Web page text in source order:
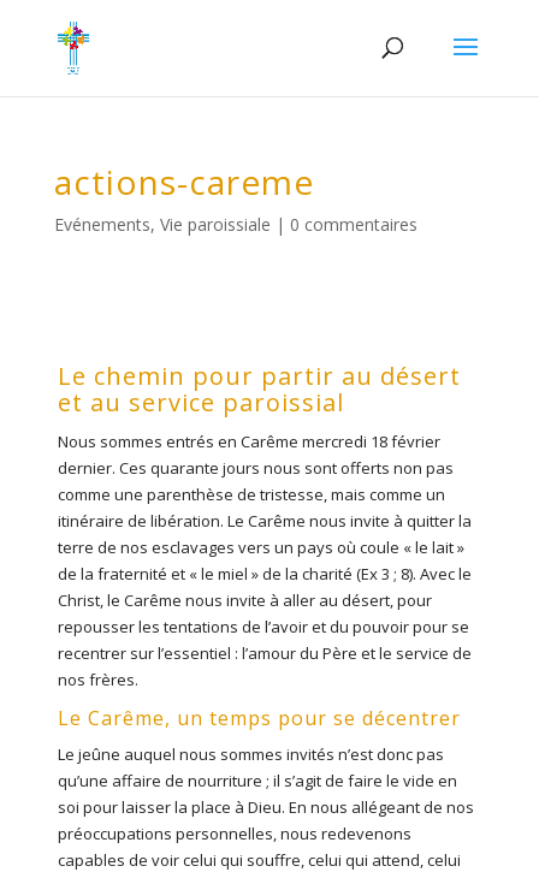
actions-careme
Evénements, Vie paroissiale | 0 commentaires
Le chemin pour partir au désert
et au service paroissial
Nous sommes entrés en Carême mercredi 18 février
dernier. Ces quarante jours nous sont offerts non pas
comme une parenthèse de tristesse, mais comme un
itinéraire de libération. Le Carême nous invite à quitter la
terre de nos esclavages vers un pays où coule « le lait »
de la fraternité et « le miel » de la charité (Ex 3 ; 8). Avec le
Christ, le Carême nous invite à aller au désert, pour
repousser les tentations de l’avoir et du pouvoir pour se
recentrer sur l’essentiel : l’amour du Père et le service de
nos frères.
Le Carême, un temps pour se décentrer
Le jeûne auquel nous sommes invités n’est donc pas
qu’une affaire de nourriture ; il s’agit de faire le vide en
soi pour laisser la place à Dieu. En nous allégeant de nos
préoccupations personnelles, nous redevenons
capables de voir celui qui souffre, celui qui attend, celui